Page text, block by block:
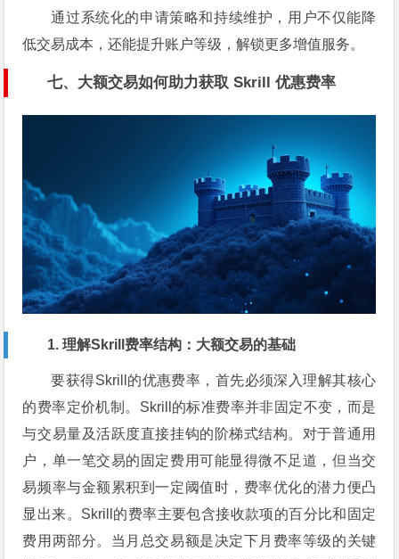
通过系统化的申请策略和持续维护，用户不仅能降
低交易成本，还能提升账户等级，解锁更多增值服务。
七、大额交易如何助力获取 Skrill 优惠费率
1. 理解Skrill费率结构：大额交易的基础
要获得Skrill的优惠费率，首先必须深入理解其核心
的费率定价机制。Skrill的标准费率并非固定不变，而是
与交易量及活跃度直接挂钩的阶梯式结构。对于普通用
户，单一笔交易的固定费用可能显得微不足道，但当交
易频率与金额累积到一定阈值时，费率优化的潜力便凸
显出来。Skrill的费率主要包含接收款项的百分比和固定
费用两部分。当月总交易额是决定下月费率等级的关键